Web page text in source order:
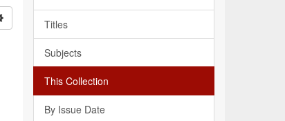
Titles
Subjects
This Collection
By Issue Date